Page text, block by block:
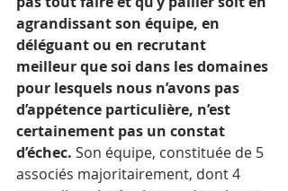
agrandissant son équipe, en
déléguant ou en recrutant
meilleur que soi dans les domaines
pour lesquels nous n’avons pas
d’appétence particulière, n’est
certainement pas un constat
d’échec. Son équipe, constituée de 5
associés majoritairement, dont 4